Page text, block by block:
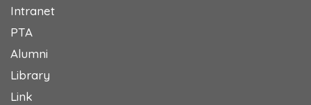
Intranet
PTA
Alumni
Library
Link